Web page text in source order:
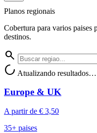
Planos regionais
Cobertura para varios paises
destinos.
search
progress_activity Atualizando resultados…
Europe & UK
A partir de € 3,50
35+ paises